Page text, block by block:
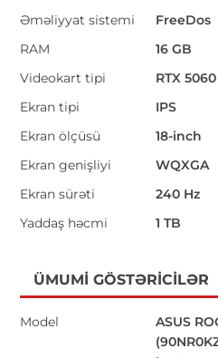
Əməliyyat sistemi
FreeDos
RAM
16 GB
Videokart tipi
RTX 5060
Ekran tipi
IPS
Ekran ölçüsü
18-inch
Ekran genişliyi
WQXGA
Ekran sürəti
240 Hz
Yaddaş həcmi
1 TB
ÜMUMI GÖSTƏRICILƏR
Model
ASUS